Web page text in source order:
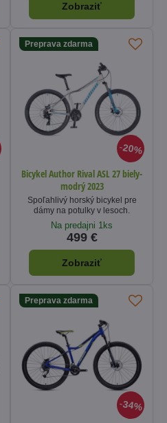
Zobraziť
20%
Preprava zdarma
Bicykel Author Rival ASL 27 biely-
modrý 2023
Spoľahlivý horský bicykel pre
dámy na potulky v lesoch.
Na predajni 1ks
499 €
Zobraziť
34%
Preprava zdarma